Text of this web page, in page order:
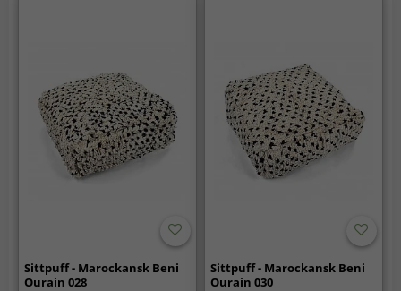
Sittpuff - Marockansk Beni
Ourain 028
Sittpuff - Marockansk Beni
Ourain 030